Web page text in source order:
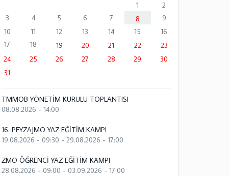
1
2
3
4 5 6 7 8
9
10
11 12 13 14 15
16
17
18 19 20 21 22
23
24
25 26 27 28 29
30
31
TMMOB YÖNETİM KURULU TOPLANTISI
08.08.2026 - 14:00
16. PEYZAJMO YAZ EĞİTİM KAMPI
19.08.2026 - 09:30 -29.08.2026 - 17:00
ZMO ÖĞRENCİ YAZ EĞİTİM KAMPI
28.08.2026 - 09:00 -03.09.2026 - 17:00